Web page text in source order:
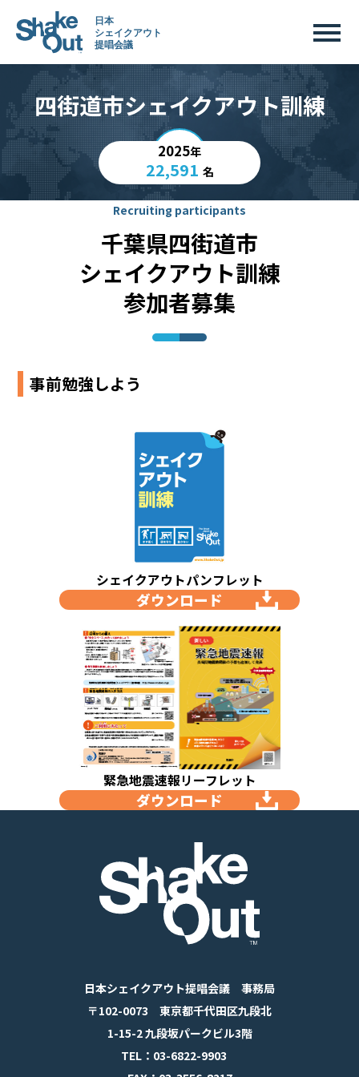
四街道市シェイクアウト訓練
2025年
22,591 名
Recruiting participants
千葉県四街道市
シェイクアウト訓練
参加者募集
事前勉強しよう
シェイクアウトパンフレット
ダウンロード
緊急地震速報リーフレット
ダウンロード
日本シェイクアウト提唱会議 事務局
〒102-0073 東京都千代田区九段北
1-15-2 九段坂パークビル3階
TEL：03-6822-9903